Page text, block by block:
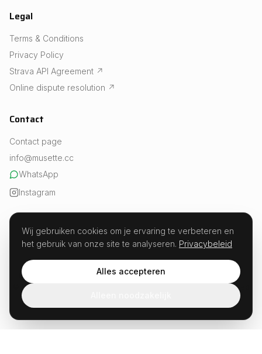
Legal
Terms & Conditions
Privacy Policy
Strava API Agreement ↗
Online dispute resolution ↗
Contact
Contact page
info@musette.cc
WhatsApp
Instagram
REVIEWS
Musette · Weesperstraat 107, 1018 VN Amsterdam · KvK 99654504
© 2026 Musette.cc. All rights reserved. Not developed or sponsored
Wij gebruiken cookies om je ervaring te verbeteren en
het gebruik van onze site te analyseren. Privacybeleid
Alles accepteren